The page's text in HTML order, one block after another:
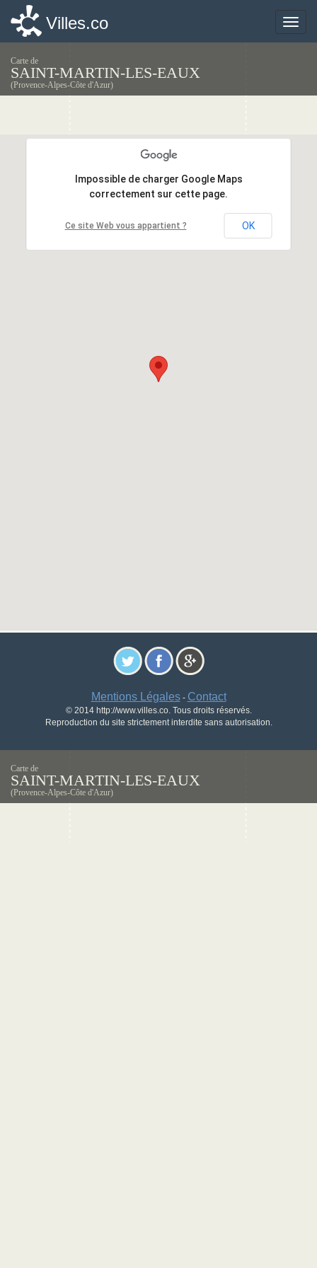
Toggle
Villes.co
Carte de
SAINT-MARTIN-LES-EAUX
(Provence-Alpes-Côte d'Azur)
Impossible de charger Google Maps
correctement sur cette page.
Ce site Web vous appartient ? OK
Impossible de charger Google Maps
correctement sur cette page.
Ce site Web vous appartient ? OK
Mentions Légales- Contact
© 2014 http://www.villes.co. Tous droits réservés.
Reproduction du site strictement interdite sans autorisation.
Toggle
Villes.co
Carte de
SAINT-MARTIN-LES-EAUX
(Provence-Alpes-Côte d'Azur)